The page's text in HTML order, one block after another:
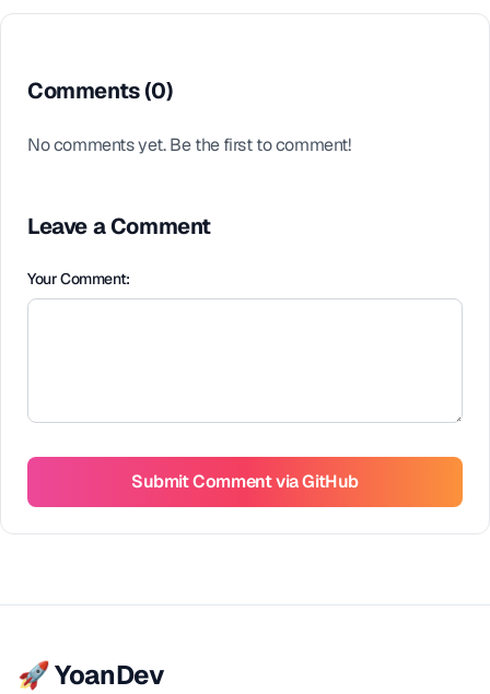
Comments (0)
No comments yet. Be the first to comment!
Leave a Comment
Your Comment:
Submit Comment via GitHub
🚀 YoanDev